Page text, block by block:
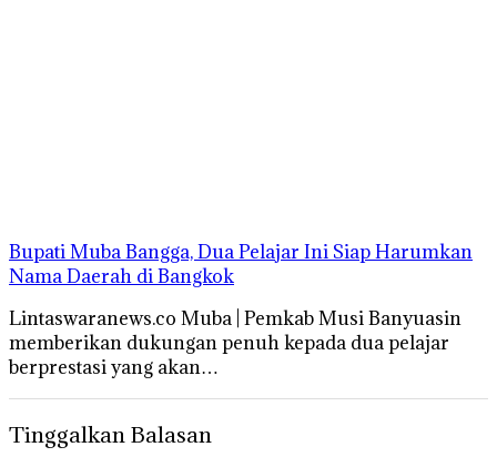
Bupati Muba Bangga, Dua Pelajar Ini Siap Harumkan
Nama Daerah di Bangkok
Lintaswaranews.co Muba | Pemkab Musi Banyuasin
memberikan dukungan penuh kepada dua pelajar
berprestasi yang akan…
Tinggalkan Balasan